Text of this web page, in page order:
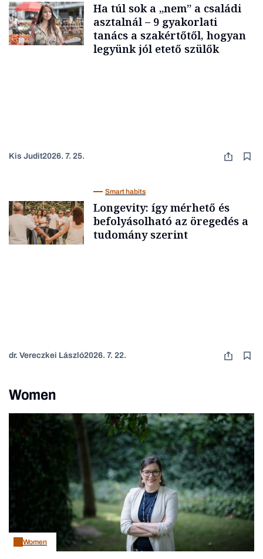
Ha túl sok a „nem” a családi
asztalnál – 9 gyakorlati
tanács a szakértőtől, hogyan
legyünk jól etető szülők
Kis Judit2026. 7. 25.
Smart habits
Longevity: így mérhető és
befolyásolható az öregedés a
tudomány szerint
dr. Vereczkei László2026. 7. 22.
Women
Women